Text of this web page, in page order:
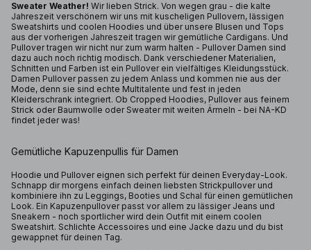
Sweater Weather! Wir lieben Strick. Von wegen grau - die kalte
Jahreszeit verschönern wir uns mit kuscheligen Pullovern, lässigen
Sweatshirts und coolen Hoodies und über unsere Blusen und Tops
aus der vorherigen Jahreszeit tragen wir gemütliche Cardigans. Und
Pullover tragen wir nicht nur zum warm halten - Pullover Damen sind
dazu auch noch richtig modisch. Dank verschiedener Materialien,
Schnitten und Farben ist ein Pullover ein vielfältiges Kleidungsstück.
Damen Pullover passen zu jedem Anlass und kommen nie aus der
Mode, denn sie sind echte Multitalente und fest in jeden
Kleiderschrank integriert. Ob Cropped Hoodies, Pullover aus feinem
Strick oder Baumwolle oder Sweater mit weiten Ärmeln - bei NA-KD
findet jeder was!
Gemütliche Kapuzenpullis für Damen
Hoodie und Pullover eignen sich perfekt für deinen Everyday-Look.
Schnapp dir morgens einfach deinen liebsten Strickpullover und
kombiniere ihn zu Leggings, Booties und Schal für einen gemütlichen
Look. Ein Kapuzenpullover passt vor allem zu lässiger Jeans und
Sneakern - noch sportlicher wird dein Outfit mit einem coolen
Sweatshirt. Schlichte Accessoires und eine Jacke dazu und du bist
gewappnet für deinen Tag.